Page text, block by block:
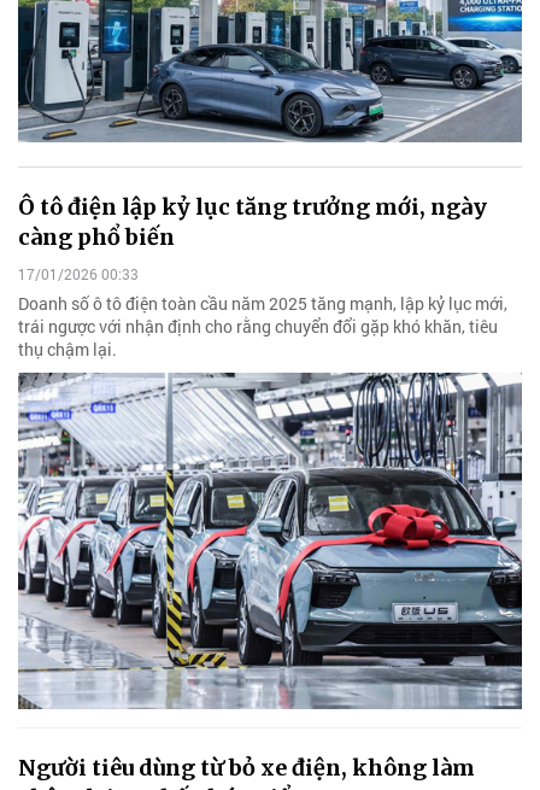
Ô tô điện lập kỷ lục tăng trưởng mới, ngày
càng phổ biến
17/01/2026 00:33
Doanh số ô tô điện toàn cầu năm 2025 tăng mạnh, lập kỷ lục mới,
trái ngược với nhận định cho rằng chuyển đổi gặp khó khăn, tiêu
thụ chậm lại.
Người tiêu dùng từ bỏ xe điện, không làm